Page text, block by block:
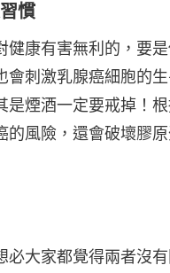
慣
健康有害無利的，要
會刺激乳腺癌細胞的
是煙酒一定要戒掉！
的風險，還會破壞膠
必大家都覺得兩者沒